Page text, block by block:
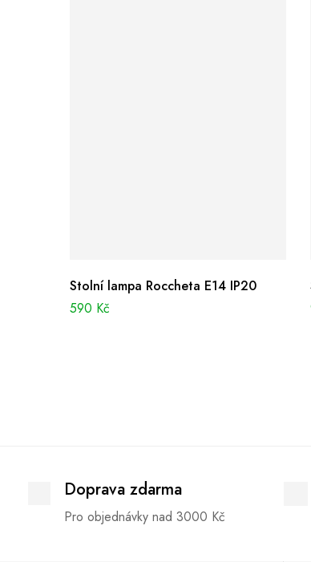
Stolní lampa Roccheta E14 IP20
590 Kč
Doprava zdarma
Pro objednávky nad 3000 Kč